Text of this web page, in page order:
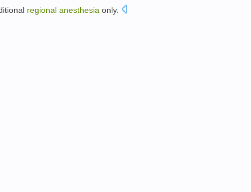
regional anesthesia only.